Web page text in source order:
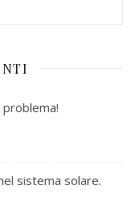
sistema solare.